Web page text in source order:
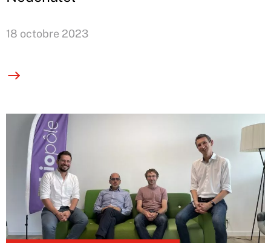
18 octobre 2023